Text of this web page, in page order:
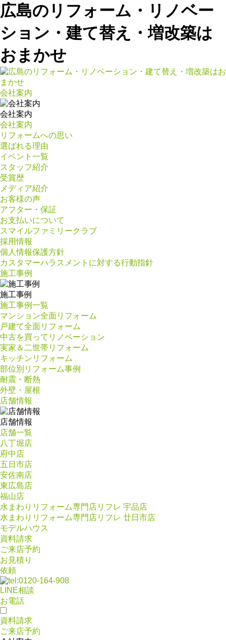
広島のリフォーム・リノベー
ション・建て替え・増改築は
おまかせ
会社案内
会社案内
会社案内
リフォームへの思い
選ばれる理由
イベント一覧
スタッフ紹介
受賞歴
メディア紹介
お客様の声
アフター・保証
お支払いについて
スマイルファミリークラブ
採用情報
個人情報保護方針
カスタマーハラスメントに対する行動指針
施工事例
施工事例
施工事例一覧
マンション全面リフォーム
戸建て全面リフォーム
中古を買ってリノベーション
実家＆二世帯リフォーム
キッチンリフォーム
部位別リフォーム事例
耐震・断熱
外壁・屋根
店舗情報
店舗情報
店舗一覧
八丁堀店
府中店
五日市店
安佐南店
東広島店
福山店
水まわりリフォーム専門店リフレ 宇品店
水まわりリフォーム専門店リフレ 廿日市店
モデルハウス
資料請求
ご来店予約
お見積り
依頼
LINE相談
お電話
資料請求
ご来店予約